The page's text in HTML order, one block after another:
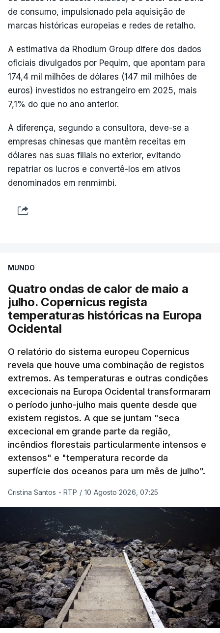
de consumo, impulsionado pela aquisição de
marcas históricas europeias e redes de retalho.
A estimativa da Rhodium Group difere dos dados
oficiais divulgados por Pequim, que apontam para
174,4 mil milhões de dólares (147 mil milhões de
euros) investidos no estrangeiro em 2025, mais
7,1% do que no ano anterior.
A diferença, segundo a consultora, deve-se a
empresas chinesas que mantêm receitas em
dólares nas suas filiais no exterior, evitando
repatriar os lucros e convertê-los em ativos
denominados em renmimbi.
MUNDO
Quatro ondas de calor de maio a
julho. Copernicus regista
temperaturas históricas na Europa
Ocidental
O relatório do sistema europeu Copernicus
revela que houve uma combinação de registos
extremos. As temperaturas e outras condições
excecionais na Europa Ocidental transformaram
o período junho-julho mais quente desde que
existem registos. A que se juntam "seca
excecional em grande parte da região,
incêndios florestais particularmente intensos e
extensos" e "temperatura recorde da
superfície dos oceanos para um mês de julho".
Cristina Santos - RTP / 10 Agosto 2026, 07:25